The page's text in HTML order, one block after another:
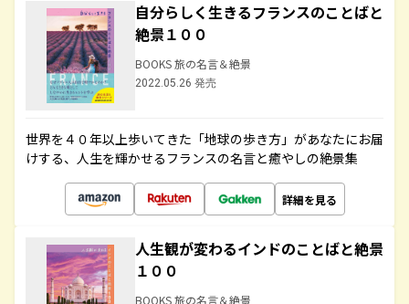
自分らしく生きるフランスのことばと
絶景１００
BOOKS 旅の名言＆絶景
2022.05.26 発売
世界を４０年以上歩いてきた「地球の歩き方」があなたにお届
けする、人生を輝かせるフランスの名言と癒やしの絶景集
詳細を見る
人生観が変わるインドのことばと絶景
１００
BOOKS 旅の名言＆絶景